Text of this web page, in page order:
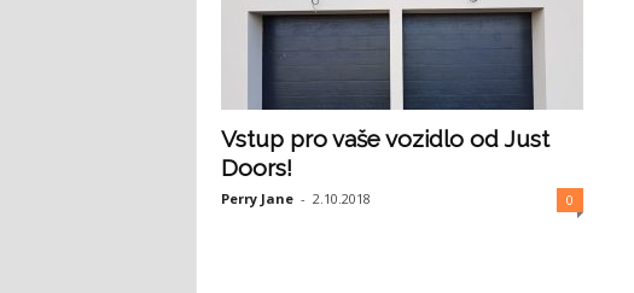
Vstup pro vaše vozidlo od Just
Doors!
Perry Jane - 2.10.2018 0